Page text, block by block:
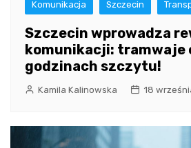
Komunikacja Szczecin
Szczecin wprowadza
komunikacji: tramwaje
godzinach szczytu!
Kamila Kalinowska 18